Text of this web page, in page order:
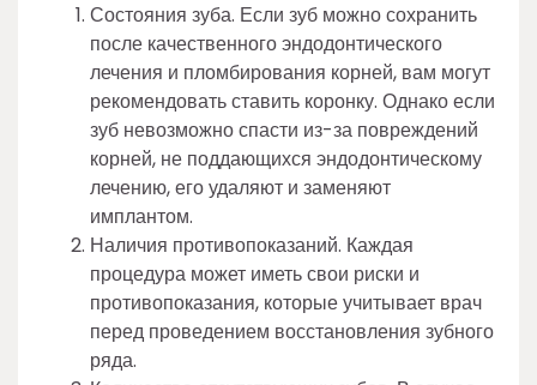
Состояния зуба. Если зуб можно сохранить
после качественного эндодонтического
лечения и пломбирования корней, вам могут
рекомендовать ставить коронку. Однако если
зуб невозможно спасти из-за повреждений
корней, не поддающихся эндодонтическому
лечению, его удаляют и заменяют
имплантом.
Наличия противопоказаний. Каждая
процедура может иметь свои риски и
противопоказания, которые учитывает врач
перед проведением восстановления зубного
ряда.